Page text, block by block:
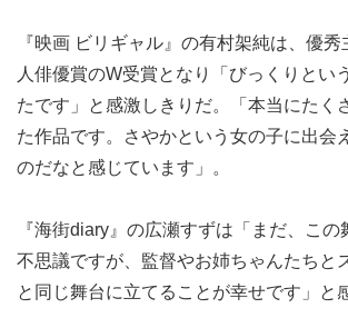
『映画 ビリギャル』の有村架純は、優
人俳優賞のW受賞となり「びっくりとい
たです」と感激しきりだ。「本当にたく
た作品です。さやかという女の子に出会
のだなと感じています」。
『海街diary』の広瀬すずは「まだ、こ
不思議ですが、監督やお姉ちゃんたちと
と同じ舞台に立てることが幸せです」と